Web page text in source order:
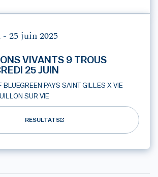
- 25 juin 2025
VIVANTS 9 TROUS
25 JUIN
BLUEGREEN PAYS SAINT GILLES X VIE
SUR VIE
RÉSULTATS